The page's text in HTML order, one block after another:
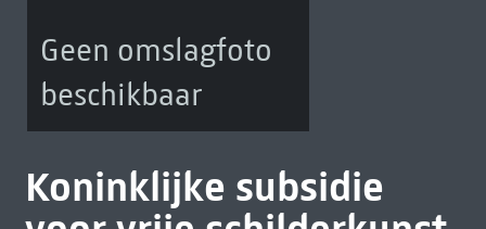
Geen omslagfoto
beschikbaar
Koninklijke subsidie